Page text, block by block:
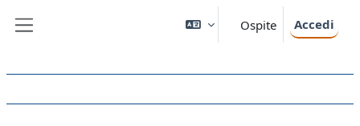
Ospite Accedi